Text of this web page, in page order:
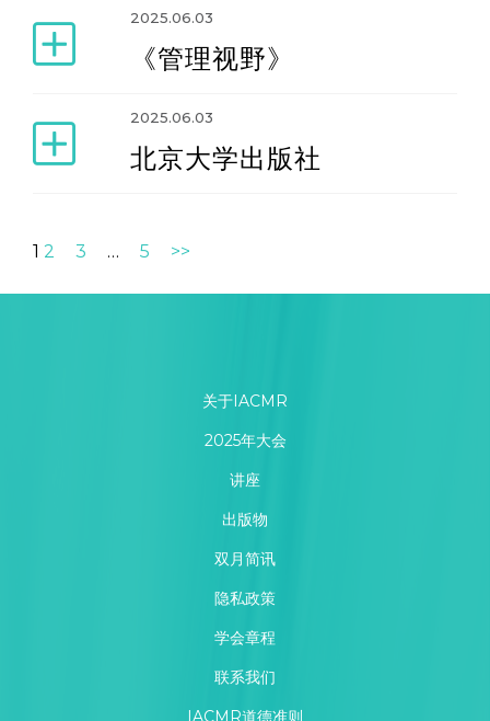
2025.06.03
《管理视野》
2025.06.03
北京大学出版社
1 2 3 … 5 >>
关于IACMR
2025年大会
讲座
出版物
双月简讯
隐私政策
学会章程
联系我们
IACMR道德准则